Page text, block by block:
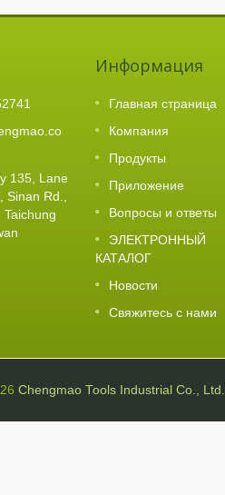
135, Lane
Rd.,
Taichung
Информация
Главная страница
Компания
Продукты
Приложение
Вопросы и ответы
ЭЛЕКТРОННЫЙ
КАТАЛОГ
Новости
Свяжитесь с нами
Уведомление о праздниках
Лунного Нового года
Chengmao Tools Industrial Co., Ltd.